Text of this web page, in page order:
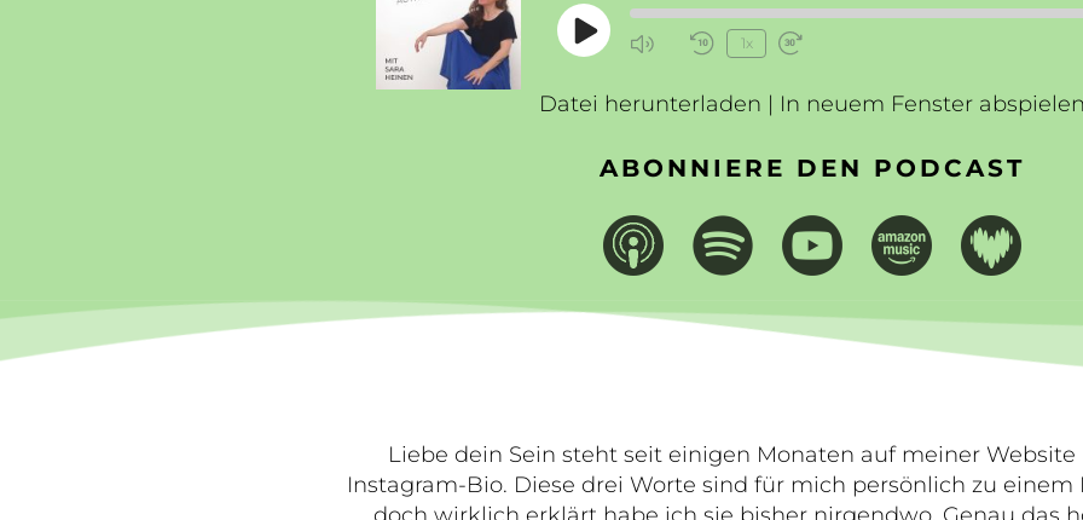
Play
EpisodeMute/Unmute
Rewind
Seconds
1x
30
Datei herunterladen | In neuem Fenster
ABONNIERE DEN PODCAST
Liebe dein Sein steht seit einigen Monaten auf meiner
Instagram-Bio. Diese drei Worte sind für mich persönlich zu einem